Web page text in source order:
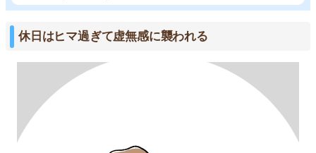
休日はヒマ過ぎて虚無感に襲われる